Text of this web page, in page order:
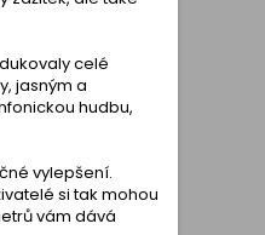
celé
jasným a
hudbu,
vylepšení.
si tak mohou
vám dává